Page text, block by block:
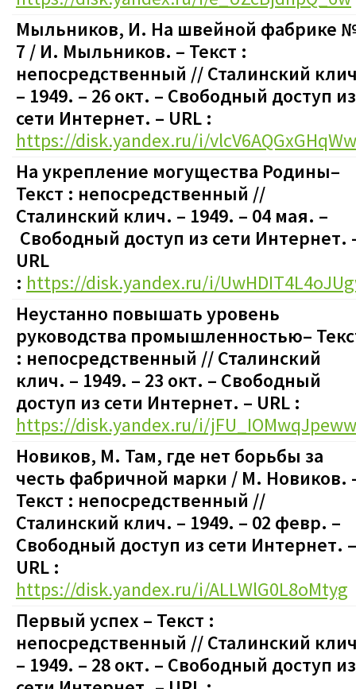
Мыльников, И. На швейной фабрике
7 / И. Мыльников. – Текст :
непосредственный // Сталинский
– 1949. – 26 окт. – Свободный доступ из
сети Интернет. – URL :
https://disk.yandex.ru/i/vlcV6AQGxGHqWw
На укрепление могущества Родины–
Текст : непосредственный //
Сталинский клич. – 1949. – 04 мая. –
Свободный доступ из сети Интернет.
URL
: https://disk.yandex.ru/i/
Неустанно повышать уровень
руководства промышленностью–
: непосредственный // Сталинский
клич. – 1949. – 23 окт. – Свободный
доступ из сети Интернет. – URL :
https://disk.yandex.ru/i/jFU_IOMwqJpeww
Новиков, М. Там, где нет борьбы за
честь фабричной марки / М. Новиков.
Текст : непосредственный //
Сталинский клич. – 1949. – 02 февр. –
Свободный доступ из сети Интернет. –
URL :
https://disk.yandex.ru/i/ALLWlG0L8oMtyg
Первый успех – Текст :
непосредственный // Сталинский
– 1949. – 28 окт. – Свободный доступ из